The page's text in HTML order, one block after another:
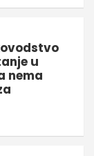
u
nema